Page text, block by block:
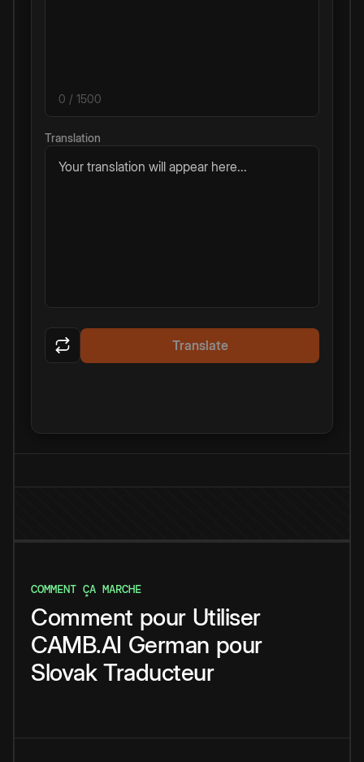
0 / 1500
Translation
Your translation will appear here...
Translate
COMMENT ÇA MARCHE
Comment pour Utiliser
CAMB.AI German pour
Slovak Traducteur